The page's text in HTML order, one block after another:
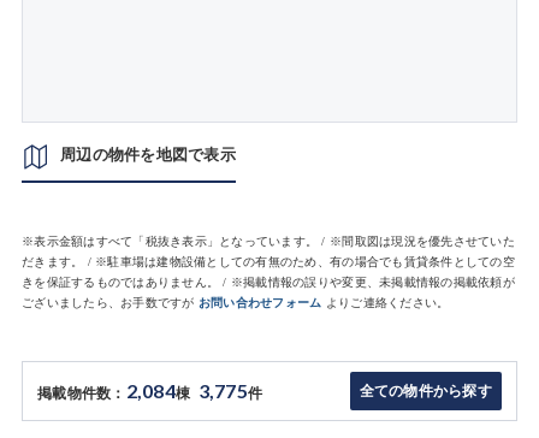
周辺の物件を地図で表示
※表示金額はすべて「税抜き表示」となっています。 / ※間取図は現況を優先させていた
だきます。 / ※駐車場は建物設備としての有無のため、有の場合でも賃貸条件としての空
きを保証するものではありません。 / ※掲載情報の誤りや変更、未掲載情報の掲載依頼が
ございましたら、お手数ですが お問い合わせフォーム よりご連絡ください。
掲載物件数： 2,084棟 3,775件 全ての物件から探す